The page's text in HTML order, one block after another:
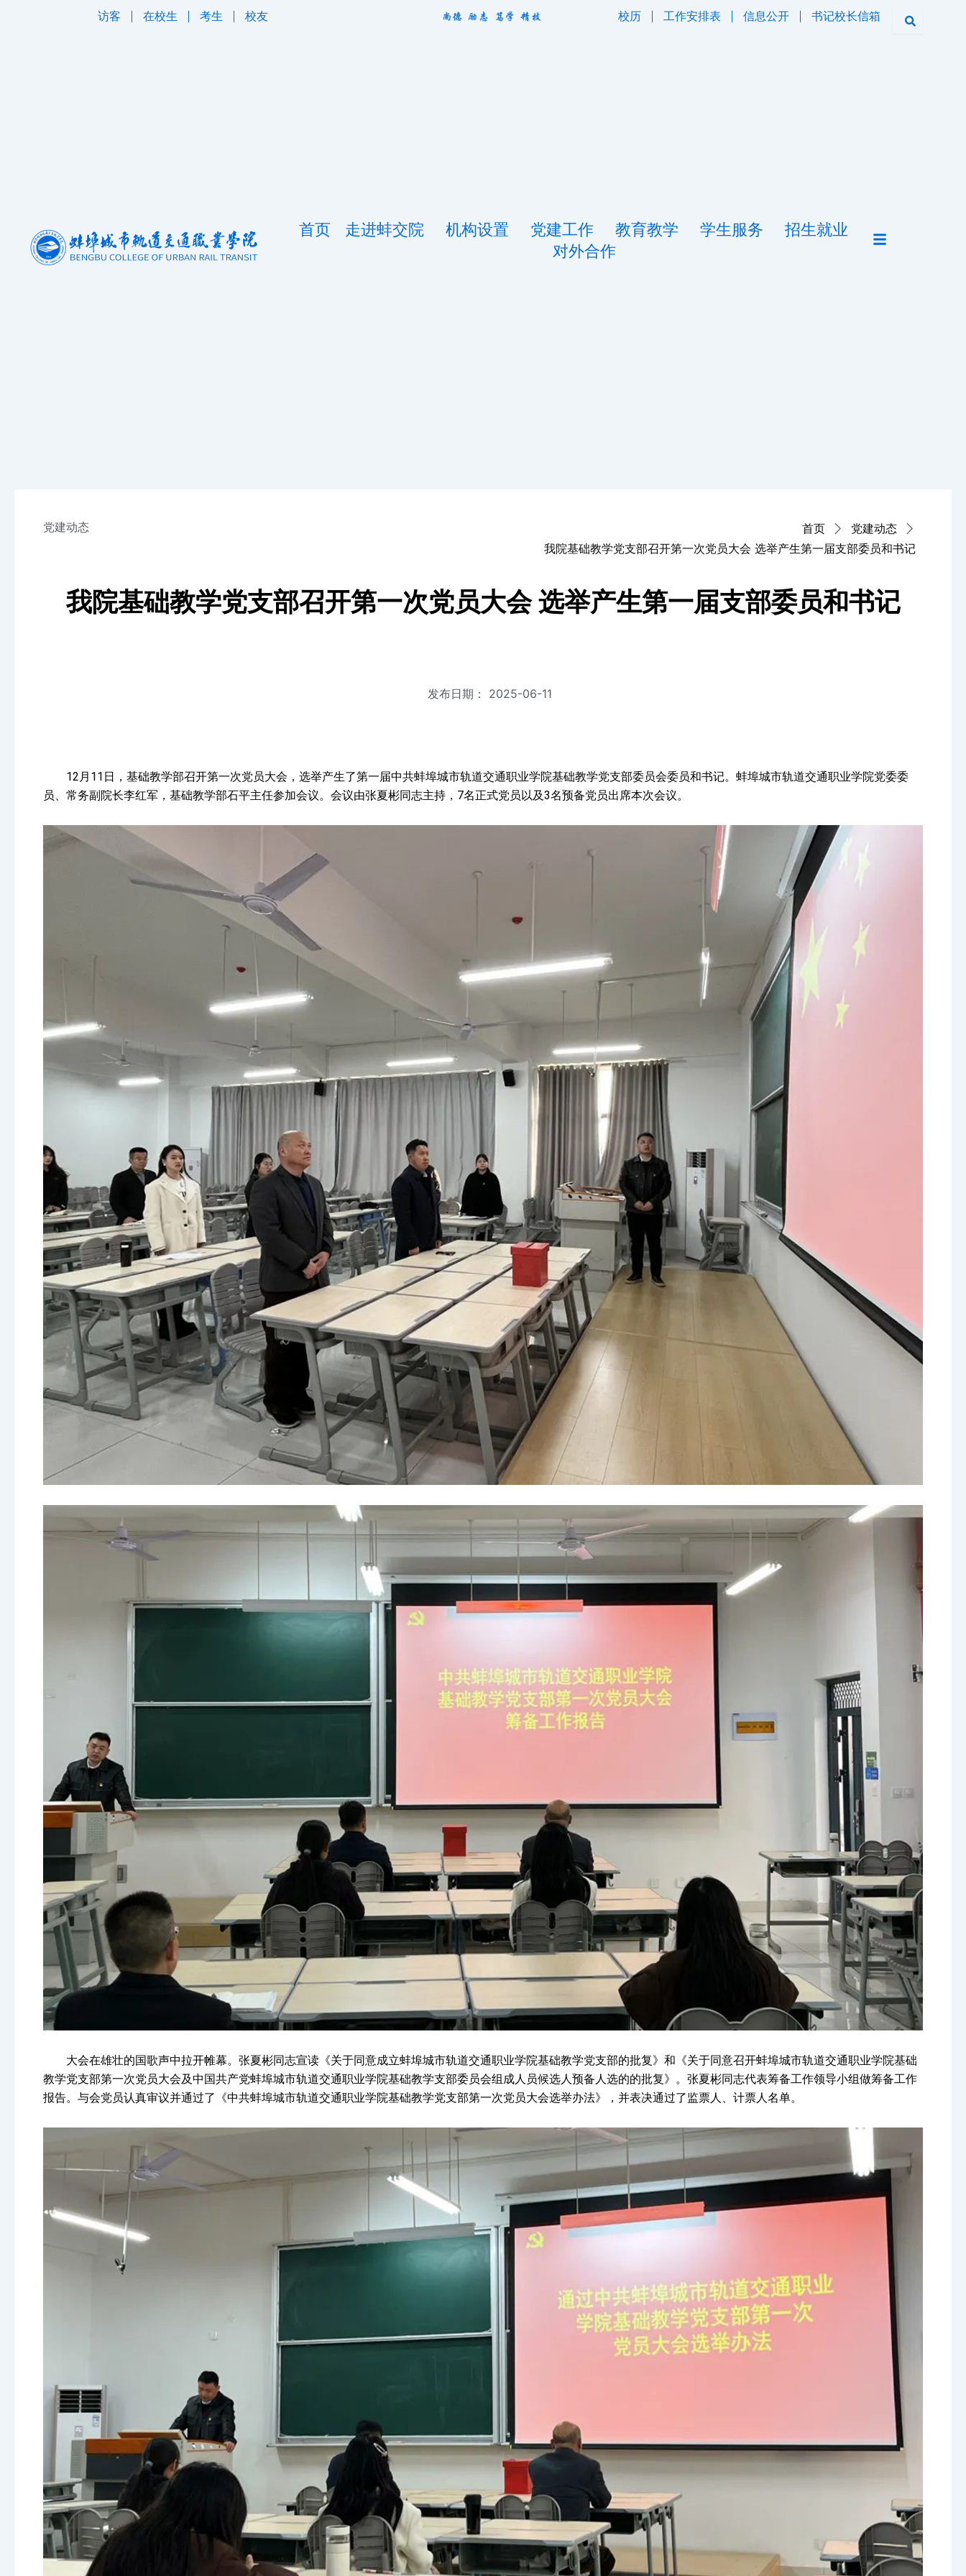
访客 在校生 考生 校友 校历 工作安排表 信息公开 书记校长信箱
首页 走进蚌交院 机构设置 党建工作 教育教学 学生服务
招生就业
对外合作
党建动态 首页
党建动态
我院基础教学党支部召开第一次党员大会 选举产生第一届支部委员和书记
我院基础教学党支部召开第一次党员大会 选举产生第一届支部委员和书记
发布日期： 2025-06-11
12月11日，基础教学部召开第一次党员大会，选举产生了第一届中共蚌埠城市轨道交通职业学院基础教学党支部委员会委员和书记。蚌埠城市轨道交通职业学院党委委
员、常务副院长李红军，基础教学部石平主任参加会议。会议由张夏彬同志主持，7名正式党员以及3名预备党员出席本次会议。
大会在雄壮的国歌声中拉开帷幕。张夏彬同志宣读《关于同意成立蚌埠城市轨道交通职业学院基础教学党支部的批复》和《关于同意召开蚌埠城市轨道交通职业学院基础
教学党支部第一次党员大会及中国共产党蚌埠城市轨道交通职业学院基础教学支部委员会组成人员候选人预备人选的的批复》。张夏彬同志代表筹备工作领导小组做筹备工作
报告。与会党员认真审议并通过了《中共蚌埠城市轨道交通职业学院基础教学党支部第一次党员大会选举办法》，并表决通过了监票人、计票人名单。